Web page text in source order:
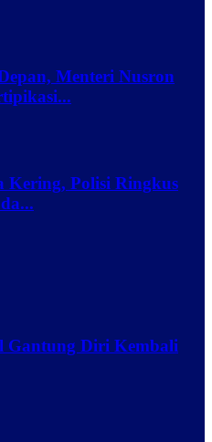
Menteri Nusron
Polisi Ringkus
Gantung Diri Kembali